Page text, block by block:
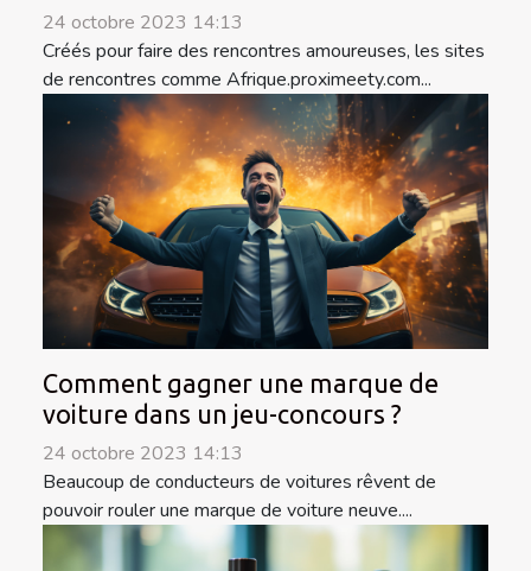
24 octobre 2023 14:13
Créés pour faire des rencontres amoureuses, les sites
de rencontres comme Afrique.proximeety.com...
Comment gagner une marque de
voiture dans un jeu-concours ?
24 octobre 2023 14:13
Beaucoup de conducteurs de voitures rêvent de
pouvoir rouler une marque de voiture neuve....